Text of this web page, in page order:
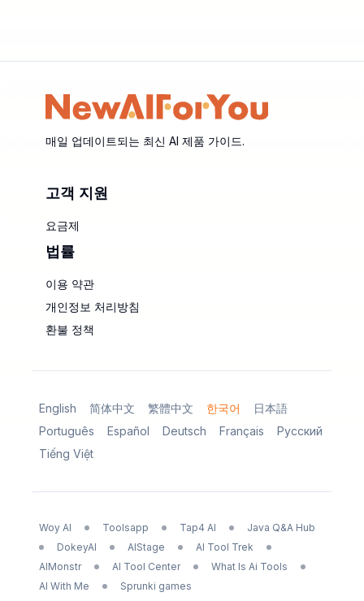
매일 업데이트되는 최신 AI 제품 가이드.
고객 지원
요금제
법률
이용 약관
개인정보 처리방침
환불 정책
English 简体中文 繁體中文 한국어
日本語
Português
Español Deutsch Français
Русский
Tiếng Việt
Woy AI Toolsapp Tap4 AI
Java Q&A Hub
DokeyAI
AIStage
AI Tool Trek
AIMonstr
AI Tool Center
What Is Ai Tools
AI With Me
Sprunki games